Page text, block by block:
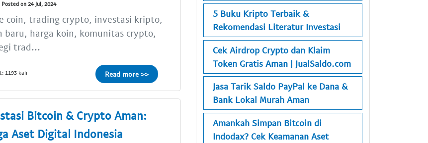
Posted on 24 Jul, 2024
coin, trading crypto, investasi kripto,
baru, harga koin, komunitas crypto,
trad...
1193 kali Read more >>
Bitcoin & Crypto Aman:
Aset Digital Indonesia
5 Buku Kripto Terbaik &
Rekomendasi Literatur Investasi
Cek Airdrop Crypto dan Klaim
Token Gratis Aman | JualSaldo.com
Jasa Tarik Saldo PayPal ke Dana &
Bank Lokal Murah Aman
Amankah Simpan Bitcoin di
Indodax? Cek Keamanan Aset